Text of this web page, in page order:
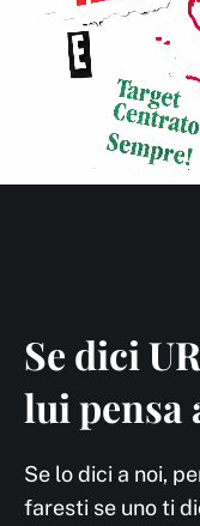
Se dici
lui pensa
Se lo dici a noi,
faresti se uno ti